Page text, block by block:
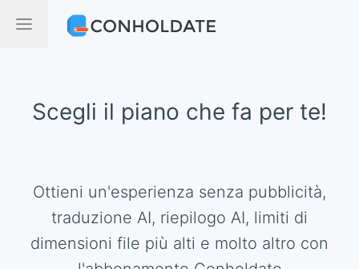
Scegli il piano che fa per te!
Ottieni un'esperienza senza pubblicità,
traduzione AI, riepilogo AI, limiti di
dimensioni file più alti e molto altro con